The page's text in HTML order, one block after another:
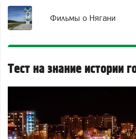
Фильмы о Нягани
Тест на знание истории